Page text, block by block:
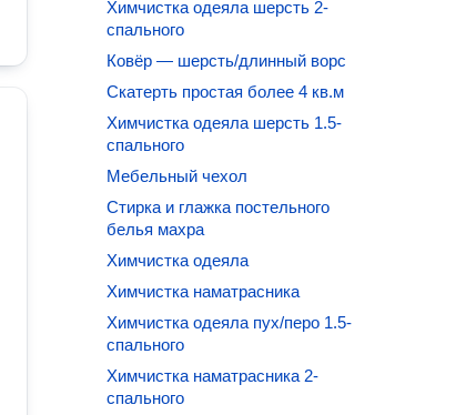
Химчистка одеяла шерсть 2-
спального
Ковёр — шерсть/длинный ворс
Скатерть простая более 4 кв.м
Химчистка одеяла шерсть 1.5-
спального
Мебельный чехол
Стирка и глажка постельного
белья махра
Химчистка одеяла
Химчистка наматрасника
Химчистка одеяла пух/перо 1.5-
спального
Химчистка наматрасника 2-
спального